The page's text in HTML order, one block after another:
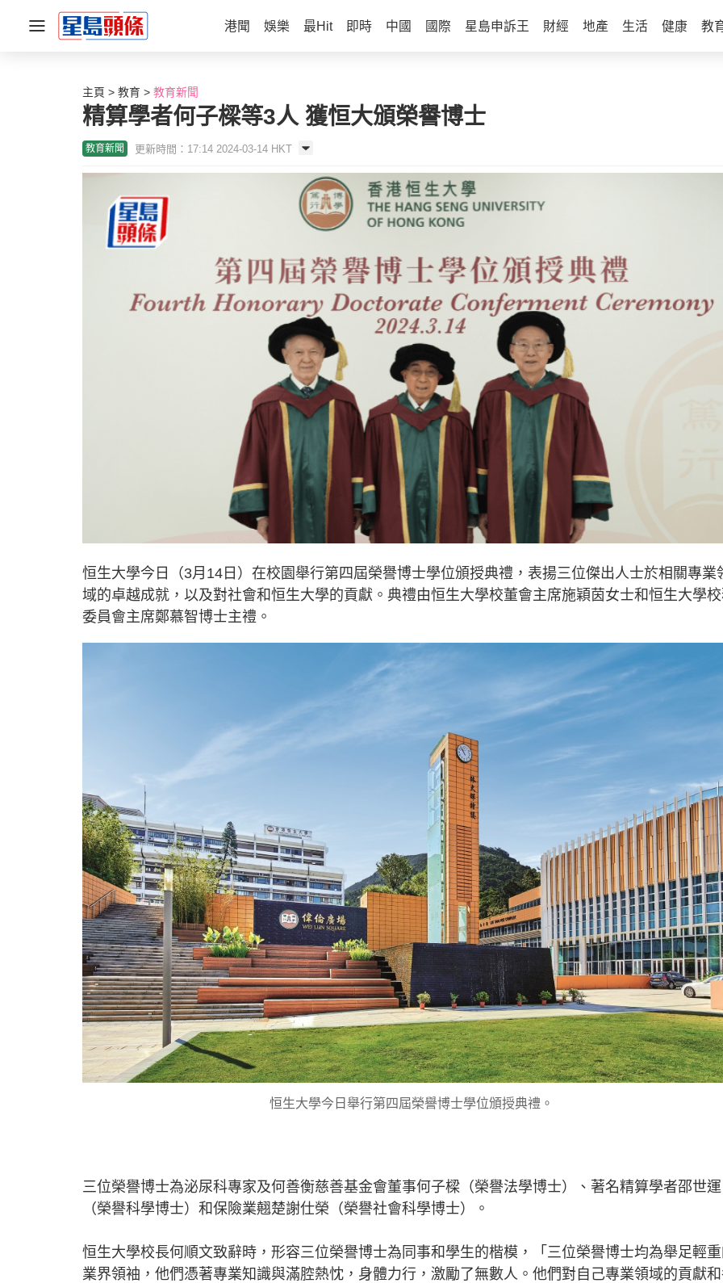
港聞 娛樂 最Hit 即時 中國 國際 星島申訴王 財經 地產 生活 健康 教
主頁 教育 教育新聞
精算學者何子樑等3人 獲恒大頒榮譽博士
教育新聞 更新時間：17:14 2024-03-14 HKT
恒生大學今日（3月14日）在校園舉行第四屆榮譽博士學位頒授典禮，表揚三位傑出人士於相關專業
域的卓越成就，以及對社會和恒生大學的貢獻。典禮由恒生大學校董會主席施穎茵女士和恒生大學
委員會主席鄭慕智博士主禮。
恒生大學今日舉行第四屆榮譽博士學位頒授典禮。
三位榮譽博士為泌尿科專家及何善衡慈善基金會董事何子樑（榮譽法學博士）、著名精算學者邵世運
（榮譽科學博士）和保險業翹楚謝仕榮（榮譽社會科學博士）。
恒生大學校長何順文致辭時，形容三位榮譽博士為同事和學生的楷模，「三位榮譽博士均為舉足輕
業界領袖，他們憑著專業知識與滿腔熱忱，身體力行，激勵了無數人。他們對自己專業領域的貢獻